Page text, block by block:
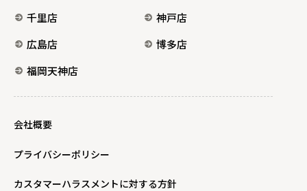
千里店
神戸店
広島店
博多店
福岡天神店
会社概要
プライバシーポリシー
カスタマーハラスメントに対する方針